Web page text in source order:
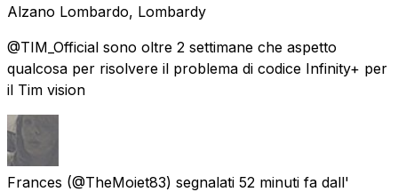
Alzano Lombardo, Lombardy
@TIM_Official sono oltre 2 settimane che aspetto
qualcosa per risolvere il problema di codice Infinity+ per
il Tim vision
Frances (@TheMoiet83) segnalati 52 minuti fa dall'